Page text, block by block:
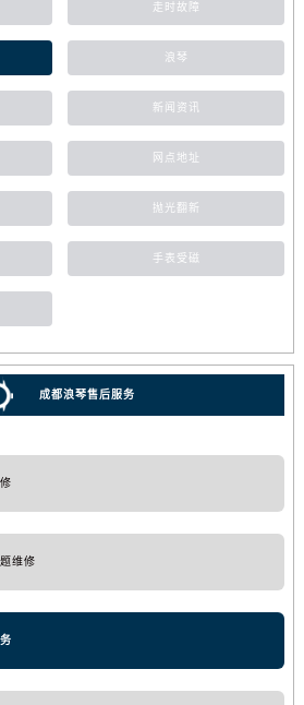
走时故障
浪琴
新闻资讯
网点地址
抛光翻新
手表受磁
成都浪琴售后服务
维修